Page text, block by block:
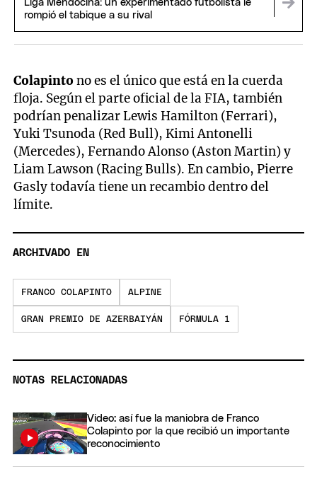
Liga Mendocina: un experimentado futbolista le
rompió el tabique a su rival
Colapintono es el único que está en la cuerda
floja. Según el parte oficial de la FIA, también
podrían penalizar Lewis Hamilton (Ferrari),
Yuki Tsunoda (Red Bull), Kimi Antonelli
(Mercedes), Fernando Alonso (Aston Martin) y
Liam Lawson (Racing Bulls). En cambio, Pierre
Gasly todavía tiene un recambio dentro del
límite.
ARCHIVADO EN
FRANCO COLAPINTO ALPINE
GRAN PREMIO DE AZERBAIYÁN FÓRMULA 1
NOTAS RELACIONADAS
Video: así fue la maniobra de Franco
Colapinto por la que recibió un importante
reconocimiento